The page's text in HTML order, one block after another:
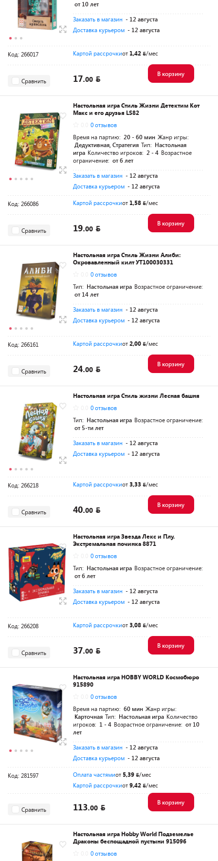
от 10 лет
Заказать в магазин - 12 августа
Доставка курьером - 12 августа
Код: 266017 Картой рассрочкиот 1,42 /мес
Сравнить 17.00
В корзину
Настольная игра Стиль Жизни Детектим Кот
Макс и его друзья LS82
0 отзывов
Время на партию: 20 - 60 мин Жанр игры:
Дедуктивная, Стратегия Тип: Настольная
игра Количество игроков: 2 - 4 Возрастное
ограничение: от 6 лет
Заказать в магазин - 12 августа
Доставка курьером - 12 августа
Код: 266086 Картой рассрочкиот 1,58 /мес
Сравнить 19.00
В корзину
Настольная игра Стиль Жизни Алиби:
Окровавленный килт УТ100030331
0 отзывов
Тип: Настольная игра Возрастное ограничение:
от 14 лет
Заказать в магазин - 12 августа
Доставка курьером - 12 августа
Код: 266161 Картой рассрочкиот2,00 /мес
Сравнить 24.00
В корзину
Настольная игра Стиль жизни Лесная башня
0 отзывов
Тип: Настольная игра Возрастное ограничение:
от 5-ти лет
Заказать в магазин - 12 августа
Доставка курьером - 12 августа
Код: 266218 Картой рассрочкиот3,33 /мес
Сравнить 40.00
В корзину
Настольная игра Звезда Лекс и Плу.
Экстремальная починка 8871
0 отзывов
Тип: Настольная игра Возрастное ограничение:
от 6 лет
Заказать в магазин - 12 августа
Доставка курьером - 12 августа
Код: 266208 Картой рассрочкиот3,08 /мес
Сравнить 37.00
В корзину
Настольная игра HOBBY WORLD Космобюро
915890
0 отзывов
Время на партию: 60 мин Жанр игры:
Карточная Тип: Настольная игра Количество
игроков: 1 - 4 Возрастное ограничение: от 10
лет
Заказать в магазин - 12 августа
Доставка курьером - 12 августа
Код: 281597 Оплата частямиот 5,39
/мес
Картой рассрочкиот9,42 /мес
Сравнить 113.00
В корзину
Настольная игра Hobby World Подземелье
Драконы беспощадной пустыни 915096
0 отзывов